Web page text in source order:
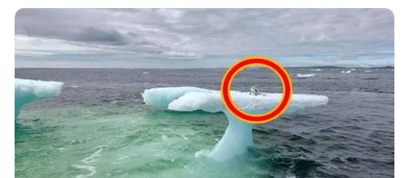
'ബിരുദം കൊണ്ട് ഇനി
കാര്യമില്ല'; രാജ്യത്തെ
എയർഇന്ത്യ വിമാനം
ആകാശച്ചുഴിയിൽപ്പെട്ട